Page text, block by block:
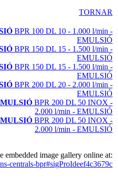
TORNAR
BPR 100 DL 10 - 1.000 l/min -
EMULSIÓ
BPR 150 DL 15 - 1.500 l/min -
EMULSIÓ
BPR 150 DL 15 - 1.500 l/min -
EMULSIÓ
BPR 200 DL 20 - 2.000 l/min -
EMULSIÓ
BPR 200 DL 50 INOX -
2.000 l/min - EMULSIÓ
BPR 200 DL 50 INOX -
2.000 l/min - EMULSIÓ
embedded image gallery online at:
centrals-bpr#sigProIdeef4c3679c